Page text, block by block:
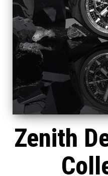
Zenith